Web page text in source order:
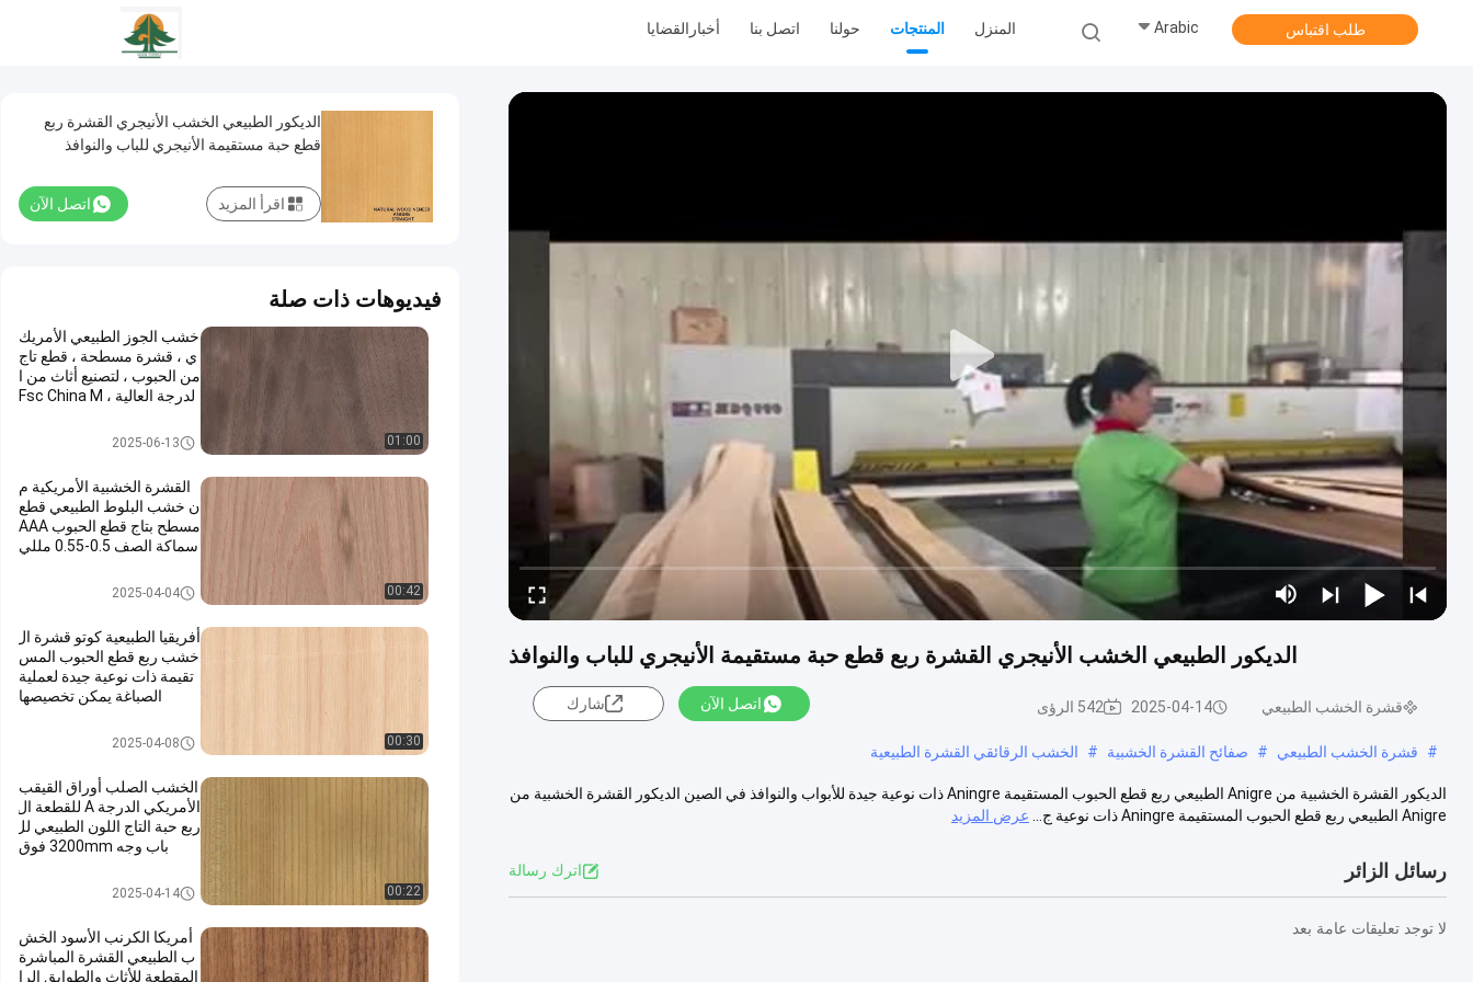
المنزل المنتجات حولنا اتصل بنا أخبار القضايا Arabic طلب اقتباس
الديكور الطبيعي الخشب الأنيجري القشرة ربع قطع حبة مستقيمة الأنيجري للباب والنوافذ
قشرة الخشب الطبيعي 2025-04-14 542 الرؤى اتصل الآن شارك
# قشرة الخشب الطبيعي # صفائح القشرة الخشبية # الخشب الرقائقي القشرة الطبيعية
الديكور القشرة الخشبية من Anigre الطبيعي ربع قطع الحبوب المستقيمة Aningre ذات نوعية جيدة للأبواب والنوافذ في الصين الديكور القشرة الخشبية من
Anigre الطبيعي ربع قطع الحبوب المستقيمة Aningre ذات نوعية ج...
عرض المزيد
رسائل الزائر اترك رسالة
لا توجد تعليقات عامة بعد
الديكور الطبيعي الخشب الأنيجري القشرة ربع
قطع حبة مستقيمة الأنيجري للباب والنوافذ
اتصل الآن اقرأ المزيد
فيديوهات ذات صلة
01:00
خشب الجوز الطبيعي الأمريك
ي ، قشرة مسطحة ، قطع تاج
من الحبوب ، لتصنيع أثاث من ا
لدرجة العالية ، Fsc China M
قشرة الخشب الطبيعي2025-06-13
00:42
القشرة الخشبية الأمريكية م
ن خشب البلوط الطبيعي قطع
مسطح بتاج قطع الحبوب AAA
سماكة الصف 0.5-0.55 مللي
قشرة الخشب الطبيعي2025-04-04
00:30
أفريقيا الطبيعية كوتو قشرة ال
خشب ربع قطع الحبوب المس
تقيمة ذات نوعية جيدة لعملية
الصباغة يمكن تخصيصها
قشرة الخشب الطبيعي2025-04-08
00:22
الخشب الصلب أوراق القيقب
الأمريكي الدرجة A للقطعة ال
ربع حبة التاج اللون الطبيعي لل
باب وجه 3200mm فوق
قشرة الخشب الطبيعي2025-04-14
أمريكا الكرنب الأسود الخش
ب الطبيعي القشرة المباشرة
المقطعة للأثاث والطوابق الرا